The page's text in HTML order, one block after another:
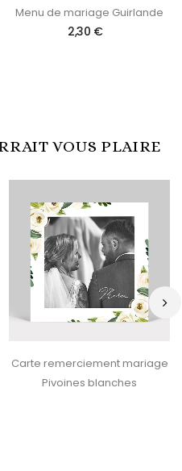
Menu de mariage Guirlande
2,30 €
VOUS PLAIRE
Carte remerciement mariage
Pivoines blanches